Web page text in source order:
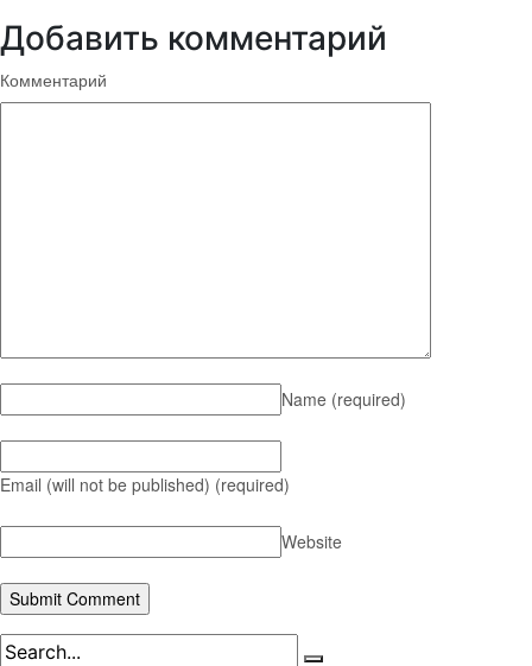
Добавить комментарий
Комментарий
Name (required)
Email (will not be published) (required)
Website